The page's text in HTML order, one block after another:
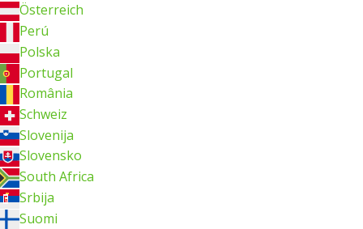
Österreich
Perú
Polska
Portugal
România
Schweiz
Slovenija
Slovensko
South Africa
Srbija
Suomi